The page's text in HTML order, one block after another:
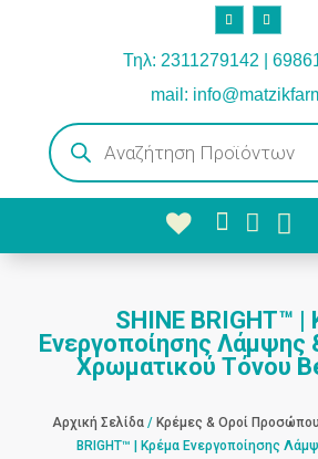
Τηλ: 2311279142 |
mail:
Products
search
  
SHINE BRIGHT™ |
Ενεργοποίησης Λάμψης
Χρωματικού Τόνου
Αρχική Σελίδα /Κρέμες & Οροί Προσώπου
BRIGHT™ | Κρέμα Ενεργοποίησης